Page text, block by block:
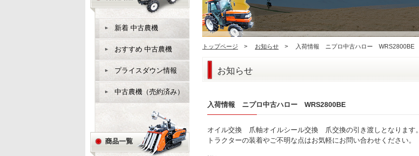
トップページ > お知らせ > 入荷情報 ニプロ中古ハロー WRS2800BE
お知らせ
入荷情報 ニプロ中古ハロー WRS2800BE
オイル交換 爪軸オイルシール交換 爪交換の引き渡しとなります。
トラクターの装着やご不明な点はお気軽にお問い合わせください。
新着 中古農機
おすすめ 中古農機
プライスダウン情報
中古農機（売約済み）